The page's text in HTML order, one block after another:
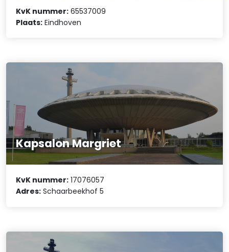
KvK nummer: 65537009
Plaats: Eindhoven
Kapsalon Margriet
KvK nummer: 17076057
Adres: Schaarbeekhof 5